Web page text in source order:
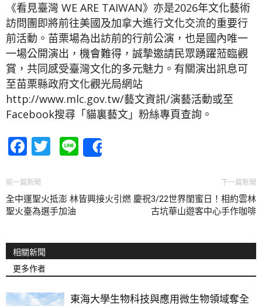
《看見臺灣 WE ARE TAIWAN》亦是2026年文化藝術
訪問團即將前往美國及加拿大進行文化交流的重要行
前活動。苗栗場為出訪前的行前公演，也是國內唯一
一場公開演出，機會難得，誠摯邀請民眾踴躍蒞臨觀
賞，共同感受臺灣文化的多元魅力。有關演出訊息可
至苗栗縣政府文化觀光局網站
http://www.mlc.gov.tw/藝文資訊/演藝活動或至
Facebook搜尋「貓裏藝文」粉絲專頁查詢。
Facebook
Twitter
Line
前一篇新聞
全中運聖火抵澎 林皆興接火引燃
聖火臺為選手加油
下一篇新聞
慶祝3/22世界閨蜜日！相約雲林
古坑華山遊客中心手作咖啡
相關新聞
更多作者
東海大學生物科技與應用微生物領域奪全